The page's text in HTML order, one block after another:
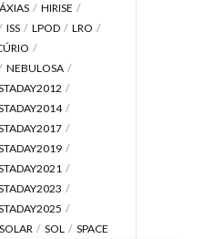
HIRISE
ISS LPOD
LRO
NEBULOSA
SOL
SPACE